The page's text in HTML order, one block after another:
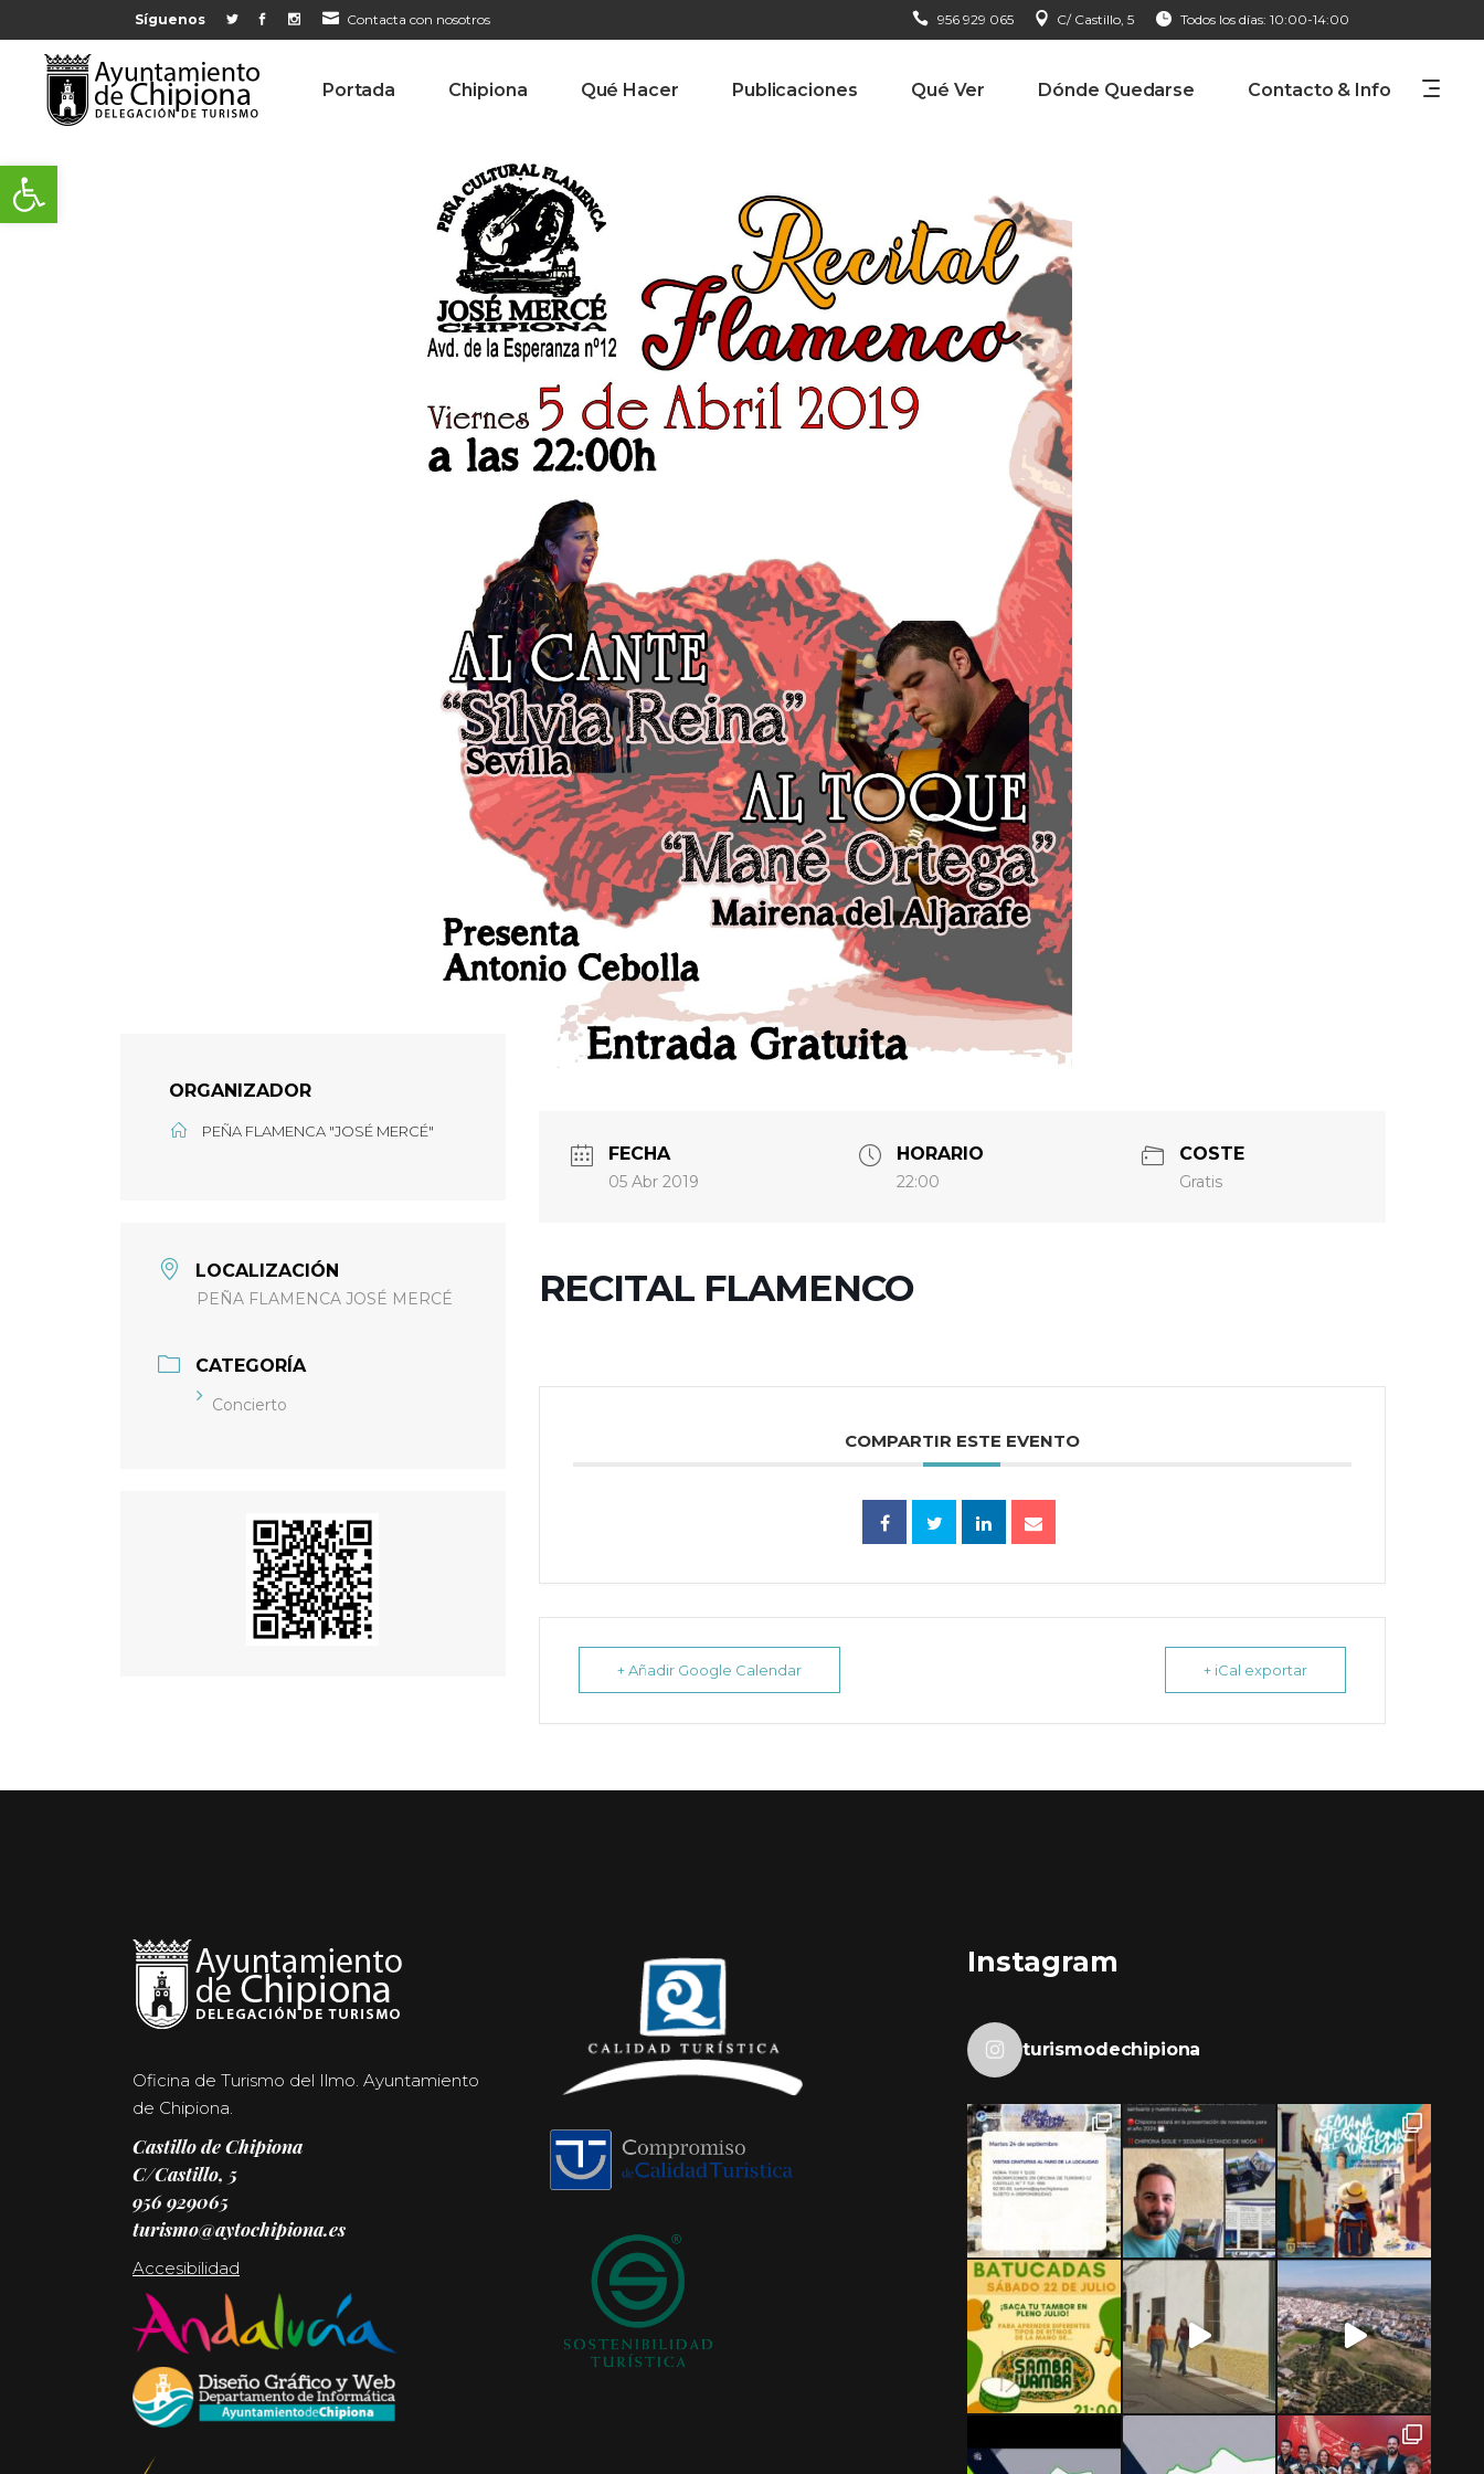
Abrir barra de herramientas
Síguenos Contacta con nosotros 956 929 065 C/ Castillo, 5 Todos los días: 10:00-14:00
Portada Chipiona Qué Hacer Publicaciones Qué Ver Dónde Quedarse Contacto & Info
ORGANIZADOR
PEÑA FLAMENCA "JOSÉ MERCÉ"
LOCALIZACIÓN
PEÑA FLAMENCA JOSÉ MERCÉ
CATEGORÍA
Concierto
FECHA
05 Abr 2019
HORARIO
22:00
COSTE
Gratis
RECITAL FLAMENCO
COMPARTIR ESTE EVENTO
+ Añadir Google Calendar + iCal exportar
Oficina de Turismo del Ilmo. Ayuntamiento
de Chipiona.
Castillo de Chipiona
C/Castillo, 5
956 929065
turismo@aytochipiona.es
Accesibilidad
Instagram
turismodechipiona